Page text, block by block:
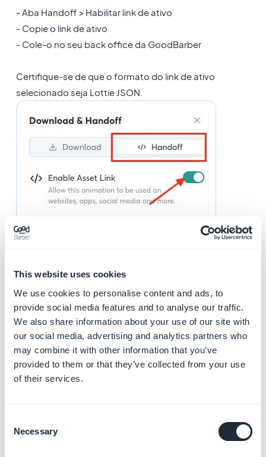
This website uses cookies
We use cookies to personalise content and ads, to
provide social media features and to analyse our traffic.
We also share information about your use of our site with
our social media, advertising and analytics partners who
may combine it with other information that you’ve
provided to them or that they’ve collected from your use
of their services.
Selection
Necessary
- Aba Handoff > Habilitar link de ativo
- Copie o link de ativo
- Cole-o no seu back office da GoodBarber
Certifique-se de que o formato do link de ativo
selecionado seja Lottie JSON.
JSON otimizado (dependendo da sua assinatura com